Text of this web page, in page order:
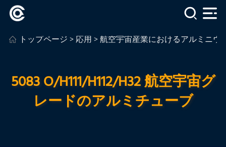
トップページ>応用>航空宇宙産業におけるアルミニウ
5083 O/H111/H112/H32 航空宇宙グ
レードのアルミチューブ